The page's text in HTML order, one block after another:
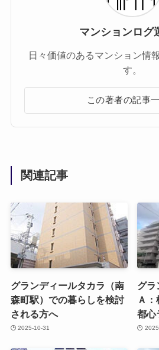
マンションログ
日々価値のあるマンション情
す。
この著者の記事
関連記事
グランディールタカラ（南
森町駅）での暮らしを検討
される方へ
2025-10-31
グラ
Ａ
都心